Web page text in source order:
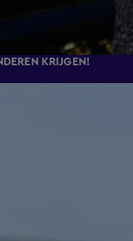
KRIJGEN!